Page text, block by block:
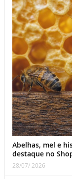
Abelhas, mel e
destaque no
28/07/ 2026